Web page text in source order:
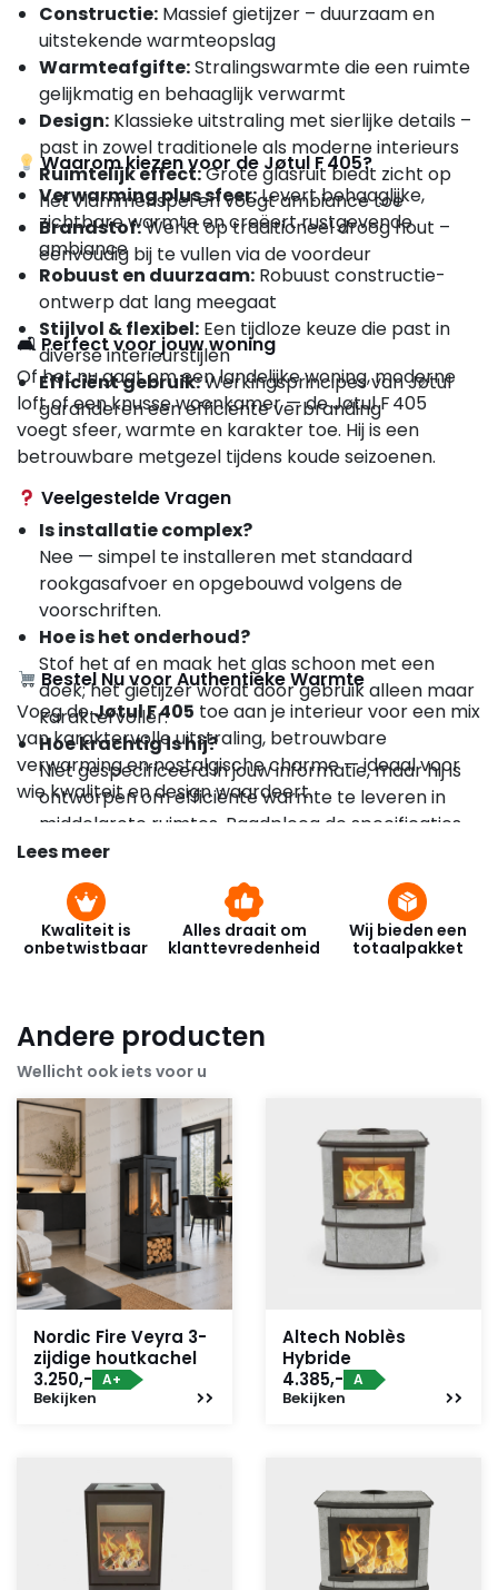
Constructie: Massief gietijzer – duurzaam en
uitstekende warmteopslag
Warmteafgifte:Stralingswarmte die een ruimte
gelijkmatig en behaaglijk verwarmt
Design: Klassieke uitstraling met sierlijke details –
past in zowel traditionele als moderne interieurs
Ruimtelijk effect:Grote glasruit biedt zicht op
het vlammenspel en voegt ambiance toe
Brandstof:Werkt op traditioneel droog hout –
eenvoudig bij te vullen via de voordeur
Waarom kiezen voor de Jøtul F 405?
Verwarming plus sfeer:Levert behaaglijke,
zichtbare warmte en creëert rustgevende
ambiance
Robuust en duurzaam: Robuust constructie-
ontwerp dat lang meegaat
Stijlvol & flexibel: Een tijdloze keuze die past in
diverse interieurstijlen
Efficiënt gebruik:Werkingsprincipes van Jøtul
garanderen een efficiënte verbranding
🛋 Perfect voor jouw woning
Of het nu gaat om een landelijke woning, moderne
loft of een knusse woonkamer — de Jøtul F 405
voegt sfeer, warmte en karakter toe. Hij is een
betrouwbare metgezel tijdens koude seizoenen.
Veelgestelde Vragen
Is installatie complex?
Nee — simpel te installeren met standaard
rookgasafvoer en opgebouwd volgens de
voorschriften.
Hoe is het onderhoud?
Stof het af en maak het glas schoon met een
doek; het gietijzer wordt door gebruik alleen maar
karaktervoller.
Hoe krachtig is hij?
Niet gespecificeerd in jouw informatie, maar hij is
ontworpen om efficiënte warmte te leveren in
middelgrote ruimtes. Raadpleeg de specificaties
bij Jøtul of je dealer voor exacte waarden.
Bestel Nu voor Authentieke Warmte
Voeg deJøtul F 405 toe aan je interieur voor een mix
van karaktervolle uitstraling, betrouwbare
verwarming en nostalgische charme — ideaal voor
wie kwaliteit en design waardeert.
Lees meer
Kwaliteit is
onbetwistbaar
Alles draait om
klanttevredenheid
Wij bieden een
totaalpakket
Andere producten
Wellicht ook iets voor u
Nordic Fire Veyra 3-
zijdige houtkachel
3.250,- A+
Bekijken
Altech Noblès
Hybride
4.385,- A
Bekijken